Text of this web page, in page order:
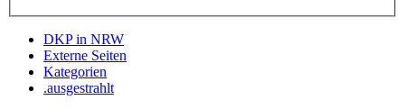
DKP in NRW
Externe Seiten
Kategorien
.ausgestrahlt